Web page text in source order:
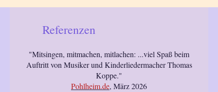
Referenzen
"Mitsingen, mitmachen, mitlachen: ...viel Spaß beim
Auftritt von Musiker und Kinderliedermacher Thomas
Koppe."
Pohlheim.de, März 2026